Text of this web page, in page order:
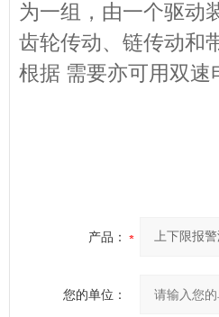
为一组，由一个驱动
齿轮传动、链传动和
根据 需要亦可用双
产品：
您的单位：